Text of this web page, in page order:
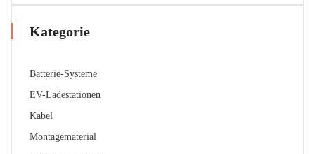
Kategorie
Batterie-Systeme
EV-Ladestationen
Kabel
Montagematerial